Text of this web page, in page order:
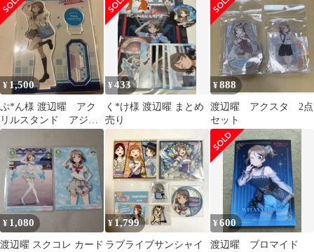
¥ 1,500
ぷ*ん様 渡辺曜 アク
リルスタンド アジア
ツアー
¥433
く*け様 渡辺曜 まとめ
売り
¥888
渡辺曜 アクスタ 2点
セット
¥ 1,080
渡辺曜 スクコレ カード
¥ 1,799
ラブライブサンシャイ
¥600
渡辺曜 ブロマイド